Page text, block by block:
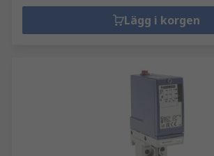
Lägg i korgen